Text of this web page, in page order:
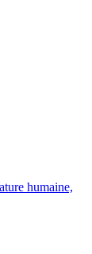
humaine,